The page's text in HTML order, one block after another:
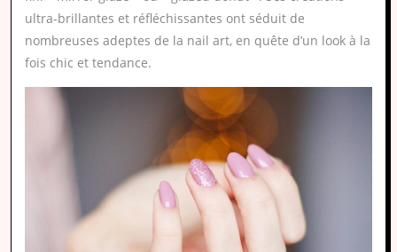
ultra-brillantes et réfléchissantes ont séduit de
nombreuses adeptes de la nail art, en quête d’un look à la
fois chic et tendance.